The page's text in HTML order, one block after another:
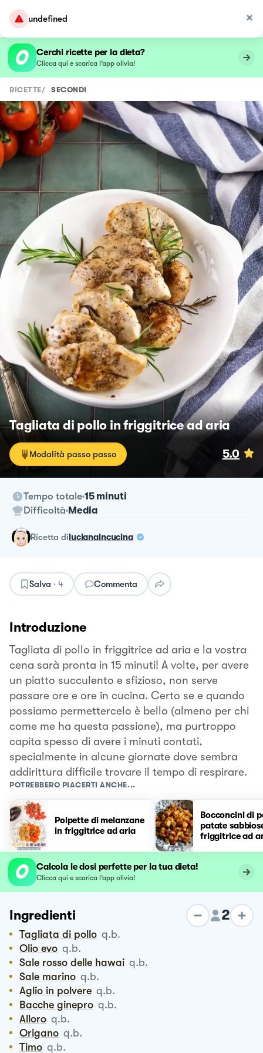
undefined
Cerchi ricette per la dieta?
Clicca qui e scarica l’app olivia!
RICETTE/ SECONDI
Tagliata di pollo in friggitrice ad aria
Modalità passo passo 5.0
Tempo totale 15 minuti
Difficoltà Media
ricetta dilucianaincucina
Salva · 4 Commenta
Introduzione
Tagliata di pollo in friggitrice ad aria e la vostra
cena sarà pronta in 15 minuti! A volte, per avere
un piatto succulento e sfizioso, non serve
passare ore e ore in cucina. Certo se e quando
possiamo permettercelo è bello (almeno per chi
come me ha questa passione), ma purtroppo
capita spesso di avere i minuti contati,
specialmente in alcune giornate dove sembra
addirittura difficile trovare il tempo di respirare.
POTREBBERO PIACERTI ANCHE...
Polpette di melanzane
in friggitrice ad aria
Bocconcini di
patate
friggitrice ad
Calcola le dosi perfette per la tua dieta!
Clicca qui e scarica l’app olivia!
Ingredienti 2
Tagliata di pollo q.b.
Olio evo q.b.
Sale rosso delle hawai q.b.
Sale marino q.b.
Aglio in polvere q.b.
Bacche ginepro q.b.
Alloro q.b.
Origano q.b.
Timo q.b.